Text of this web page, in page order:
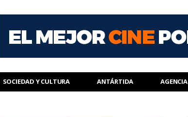
SOCIEDAD Y CULTURA ANTÁRTIDA AGENCIA